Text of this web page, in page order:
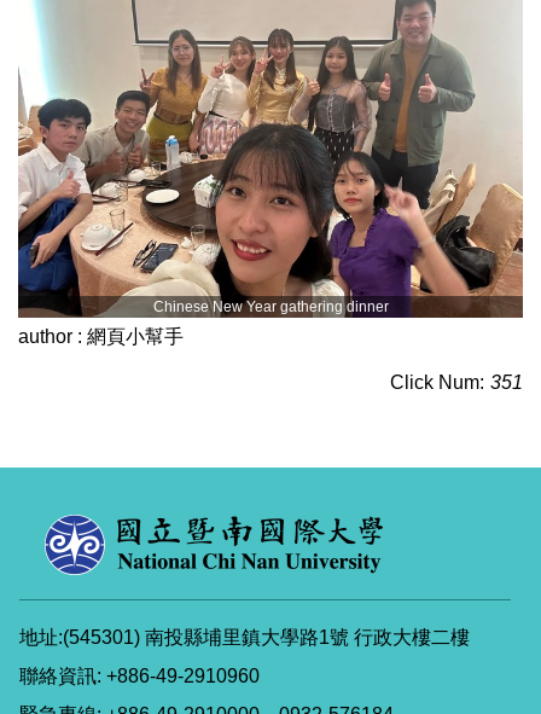
Chinese New Year gathering dinner
author : 網頁小幫手
Click Num: 351
地址:(545301) 南投縣埔里鎮大學路1號 行政大樓二樓
聯絡資訊: +886-49-2910960